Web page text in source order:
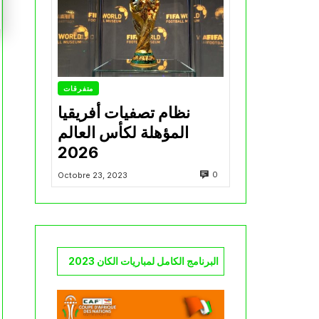
متفرقات
نظام تصفيات أفريقيا
المؤهلة لكأس العالم
2026
Octobre 23, 2023 0
البرنامج الكامل لمباريات الكان 2023